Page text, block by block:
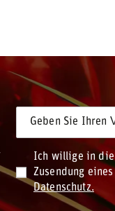
Geben Sie Ihren
Ich willige in die
Zusendung
Datenschutz.